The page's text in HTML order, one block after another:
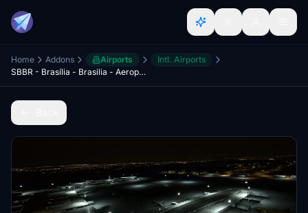
Home Addons Airports
Intl. Airports
SBBR - Brasília - Brasilia - Aeroporto Internacional de Brasília